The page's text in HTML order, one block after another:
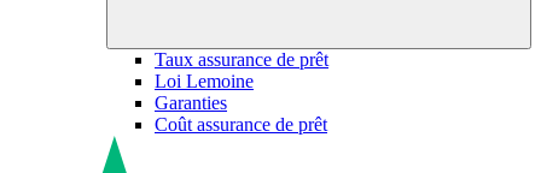
Taux assurance de prêt
Loi Lemoine
Garanties
Coût assurance de prêt